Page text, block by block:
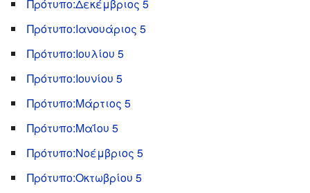
Πρότυπο:Δεκέμβριος 5
Πρότυπο:Ιανουάριος 5
Πρότυπο:Ιουλίου 5
Πρότυπο:Ιουνίου 5
Πρότυπο:Μάρτιος 5
Πρότυπο:Μαΐου 5
Πρότυπο:Νοέμβριος 5
Πρότυπο:Οκτωβρίου 5